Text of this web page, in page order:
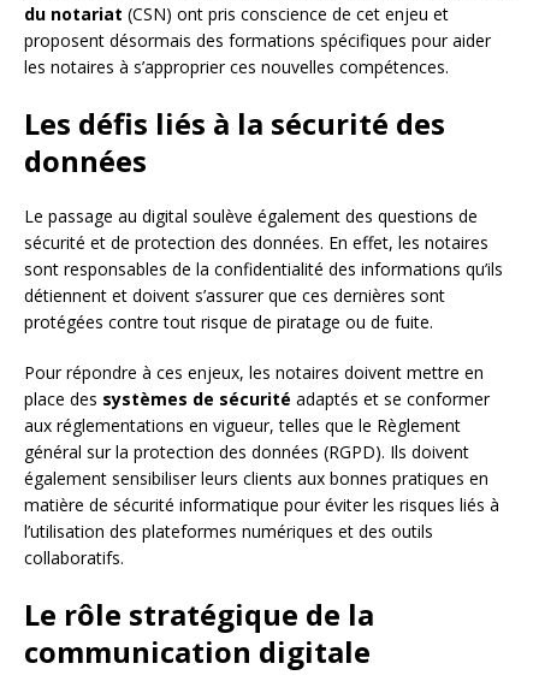
du notariat (CSN) ont pris conscience de cet enjeu et
proposent désormais des formations spécifiques pour aider
les notaires à s’approprier ces nouvelles compétences.
Les défis liés à la sécurité des
données
Le passage au digital soulève également des questions de
sécurité et de protection des données. En effet, les notaires
sont responsables de la confidentialité des informations qu’ils
détiennent et doivent s’assurer que ces dernières sont
protégées contre tout risque de piratage ou de fuite.
Pour répondre à ces enjeux, les notaires doivent mettre en
place des systèmes de sécurité adaptés et se conformer
aux réglementations en vigueur, telles que le Règlement
général sur la protection des données (RGPD). Ils doivent
également sensibiliser leurs clients aux bonnes pratiques en
matière de sécurité informatique pour éviter les risques liés à
l’utilisation des plateformes numériques et des outils
collaboratifs.
Le rôle stratégique de la
communication digitale